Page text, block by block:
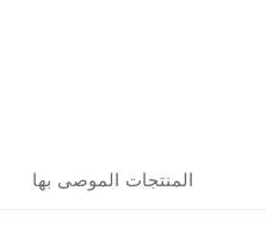
المنتجات الموصى بها